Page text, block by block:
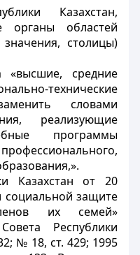
Казахстан,
органы областей
значения, столицы)
«высшие, средние
технические
словами
реализующие
программы
Казахстан от 20
социальной защите
их семей»
Республики
№ 18, ст. 429; 1995